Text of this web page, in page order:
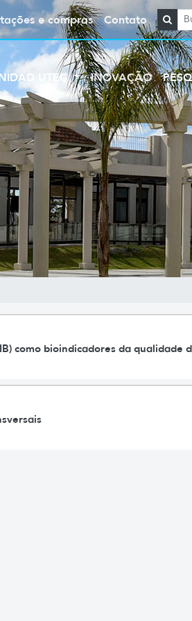
e compras Contato
UTEC INOVAÇÃO
como bioindicadores da qualidade